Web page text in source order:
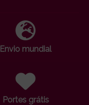
Envio mundial
Portes grátis